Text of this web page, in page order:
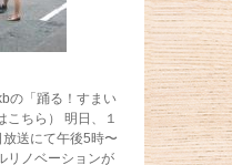
の「踊る！すまい
こちら） 明日、１
送にて午後5時〜
リノベーションが